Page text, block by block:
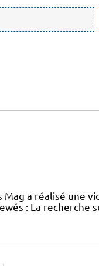
a réalisé une
: La recherche